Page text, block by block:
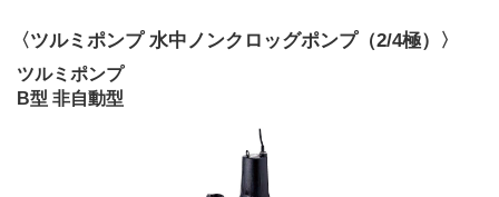
〈ツルミポンプ 水中ノンクロッグポンプ（2/4極）〉
ツルミポンプ
B型 非自動型